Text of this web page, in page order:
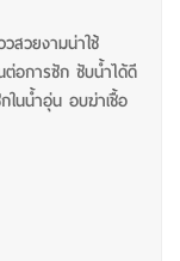
สวยงามน่าใช้
อการซัก ซับน้ำได้ดี
ในน้ำอุ่น อบฆ่าเชื้อ